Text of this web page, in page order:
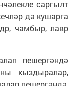
саргылт
дә кушарга
чамбыр, лавр
пешергәндә
кыздыралар,